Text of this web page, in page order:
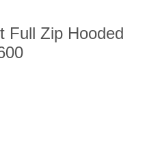
Full Zip Hooded